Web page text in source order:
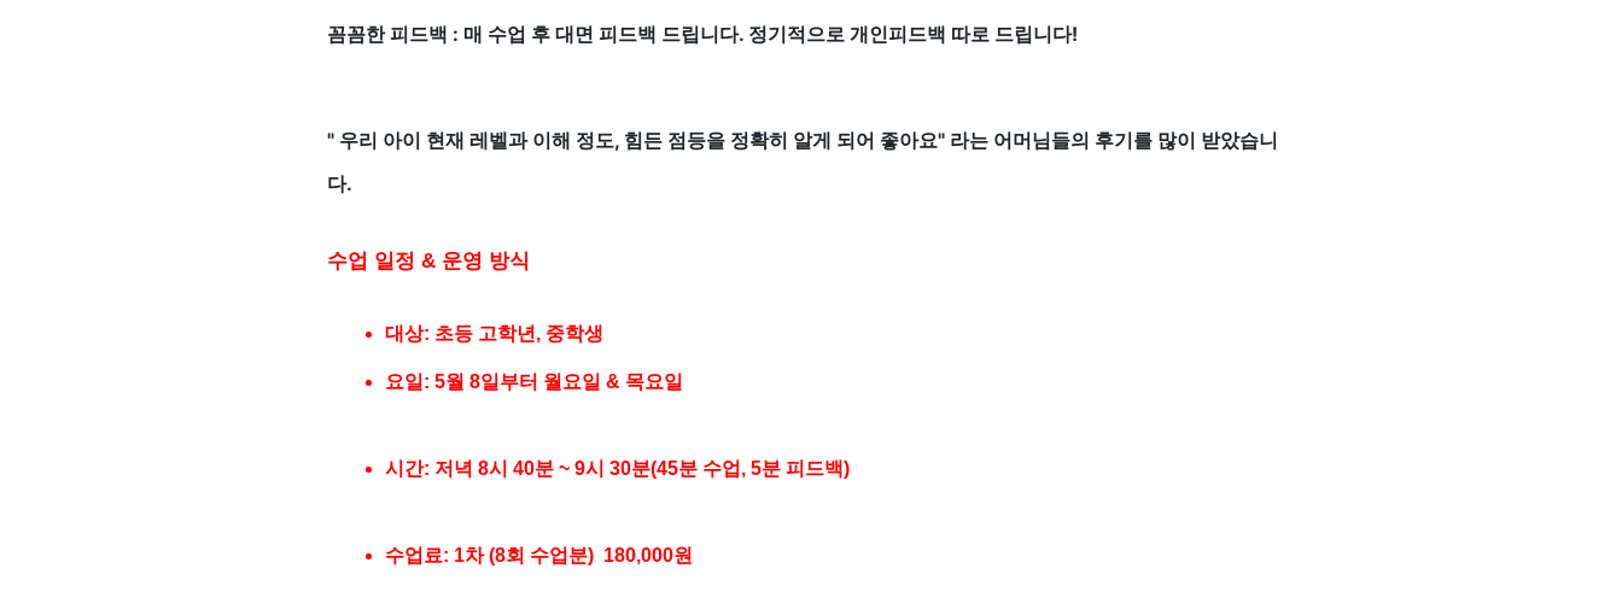
꼼꼼한 피드백 : 매 수업 후 대면 피드백 드립니다. 정기적으로 개인피드백 따로 드립니다!
" 우리 아이 현재 레벨과 이해 정도, 힘든 점등을 정확히 알게 되어 좋아요" 라는 어머님들의 후기를 많이 받았습니
다.
수업 일정 & 운영 방식
대상: 초등 고학년, 중학생
요일: 5월 8일부터 월요일 & 목요일
시간: 저녁 8시 40분 ~ 9시 30분(45분 수업, 5분 피드백)
수업료: 1차 (8회 수업분)  180,000원